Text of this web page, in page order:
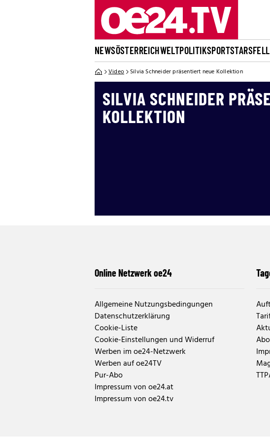
NEWSÖSTERREICHWELTPOLITIKSPORTSTARS
Video Silvia Schneider präsentiert neue Kollektion
SILVIA SCHNEIDER
KOLLEKTION
Online Netzwerk oe24
Allgemeine Nutzungsbedingungen
Datenschutzerklärung
Cookie-Liste
Cookie-Einstellungen und Widerruf
Werben im oe24-Netzwerk
Werben auf oe24TV
Pur-Abo
Impressum von oe24.at
Impressum von oe24.tv